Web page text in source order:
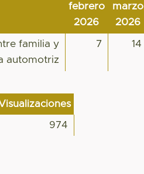
febrero
2026
marzo
2026
familia y
automotriz
7 14
974